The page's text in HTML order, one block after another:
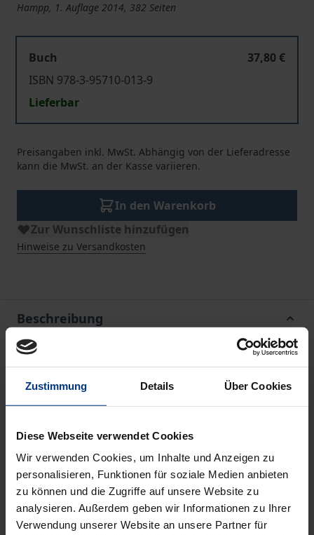
Zustimmung Details Über Cookies
Diese Webseite verwendet Cookies
Wir verwenden Cookies, um Inhalte und Anzeigen zu
personalisieren, Funktionen für soziale Medien anbieten
zu können und die Zugriffe auf unsere Website zu
analysieren. Außerdem geben wir Informationen zu Ihrer
Verwendung unserer Website an unsere Partner für
Hampp, 1. Auflage 2014, 382 Seiten
Buch
37,80 €
ISBN 978-3-95710-013-9
Lieferbar
Preisangaben inkl. MwSt. Abhängig von der Lieferadresse
kann die MwSt. an der Kasse variieren.
In den Warenkorb
Zur Wunschliste hinzufügen
Hinweise zu Versandkosten
Beschreibung
Unternehmer können eine aktive Rolle in ihren
eigenen Unternehmen spielen: Sie sind dann
der Unternehmen sind Innovationen essentiell:
Ohne Innovation entsteht kein Produkt. Wie sich
Unternehmer beim Hervorbringen von Innovationen
verhalten, ist aber weitgehend unbekannt – und
damit auch, welches Verhalten sich positiv und